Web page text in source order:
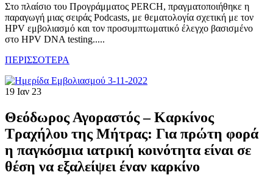
Στο πλαίσιο του Προγράμματος PERCH, πραγματοποιήθηκε η
παραγωγή μιας σειράς Podcasts, με θεματολογία σχετική με τον
HPV εμβολιασμό και τον προσυμπτωματικό έλεγχο βασισμένο
στο HPV DNA testing.....
ΠΕΡΙΣΣΟΤΕΡΑ
19 Ιαν 23
Θεόδωρος Αγοραστός – Καρκίνος
Τραχήλου της Μήτρας: Για πρώτη φορά
η παγκόσμια ιατρική κοινότητα είναι σε
θέση να εξαλείψει έναν καρκίνο